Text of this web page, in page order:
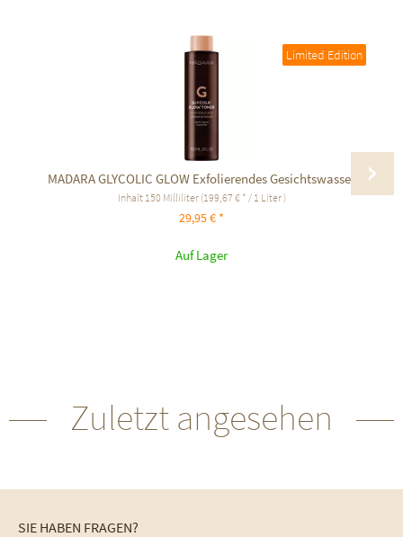
Limited Edition
MADARA GLYCOLIC GLOW Exfolierendes Gesichtswasser
Inhalt 150 Milliliter (199,67 € * / 1 Liter )
29,95 € *
Auf Lager
Zuletzt angesehen
SIE HABEN FRAGEN?